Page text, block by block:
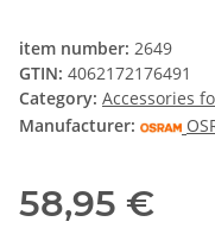
item number: 2649
GTIN: 4062172176491
Category: Accessories
Manufacturer:
58,95 €